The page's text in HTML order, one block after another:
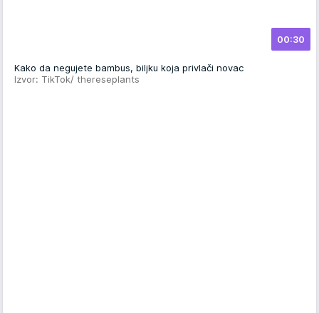
00:30
Kako da negujete bambus, biljku koja privlači novac
Izvor: TikTok/ thereseplants